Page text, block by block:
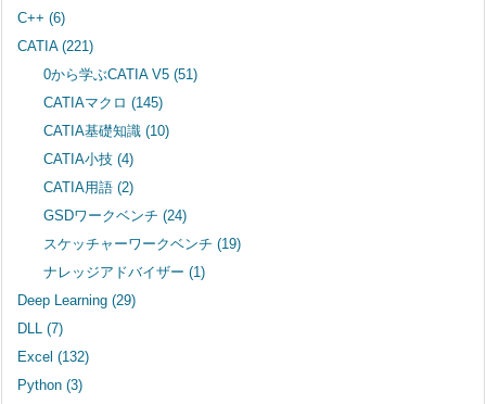
C++ (6)
CATIA (221)
0から学ぶCATIA V5(51)
CATIAマクロ(145)
CATIA基礎知識(10)
CATIA小技(4)
CATIA用語(2)
GSDワークベンチ(24)
スケッチャーワークベンチ(19)
ナレッジアドバイザー(1)
Deep Learning (29)
DLL (7)
Excel (132)
Python (3)